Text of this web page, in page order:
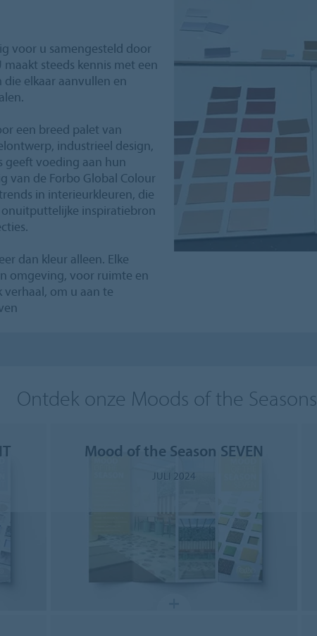
voor u samengesteld door
steeds kennis met een
elkaar aanvullen en
een breed palet van
industrieel design,
geeft voeding aan hun
van de Forbo Global Colour
in interieurkleuren, die
inspiratiebron
dan kleur alleen. Elke
omgeving, voor ruimte en
om u aan te
Ontdek onze Moods of the Seasons
Mood of the Season SEVEN
JULI 2024